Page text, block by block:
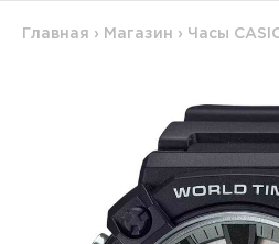
Главная › Магазин › Часы